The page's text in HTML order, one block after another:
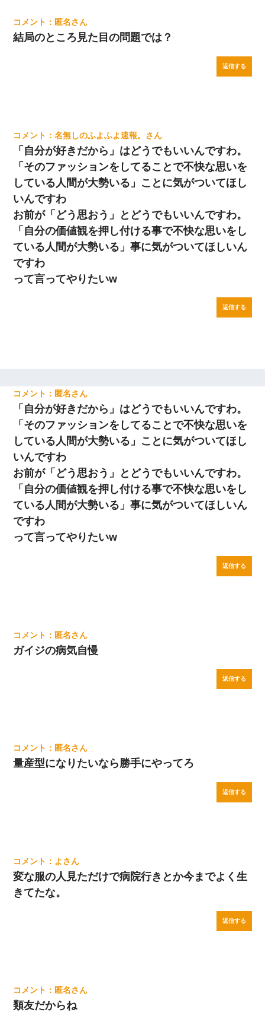
匿名
結局のところ見た目の問題では？
返信する
名無しのふよふよ速報。
「自分が好きだから」はどうでもいいんですわ。
「そのファッションをしてることで不快な思いを
している人間が大勢いる」ことに気がついてほし
いんですわ
お前が「どう思おう」とどうでもいいんですわ。
「自分の価値観を押し付ける事で不快な思いをし
ている人間が大勢いる」事に気がついてほしいん
ですわ
って言ってやりたいw
返信する
匿名
「自分が好きだから」はどうでもいいんですわ。
「そのファッションをしてることで不快な思いを
している人間が大勢いる」ことに気がついてほし
いんですわ
お前が「どう思おう」とどうでもいいんですわ。
「自分の価値観を押し付ける事で不快な思いをし
ている人間が大勢いる」事に気がついてほしいん
ですわ
って言ってやりたいw
返信する
匿名
ガイジの病気自慢
返信する
匿名
量産型になりたいなら勝手にやってろ
返信する
よ
変な服の人見ただけで病院行きとか今までよく生
きてたな。
返信する
匿名
類友だからね